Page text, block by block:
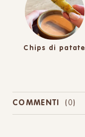
Chips di patate
COMMENTI (0)